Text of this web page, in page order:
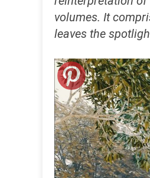
volumes. It
leaves the